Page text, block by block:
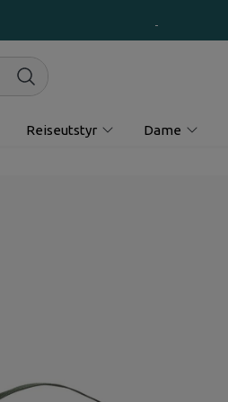
Reiseutstyr Dame